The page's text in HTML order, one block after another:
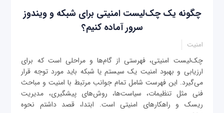
چگونه یک چک‌لیست امنیتی برای شبکه و ویندوز
سرور آماده کنیم؟
امنیت
چک‌لیست امنیتی، فهرستی از گام‌ها و مراحلی است که برای
ارزیابی و بهبود امنیت یک سیستم یا شبکه باید مورد توجه قرار
می‌گیرد. این فهرست شامل تمام جوانب مرتبط با امنیت و مباحث
فنی مثل تنظیمات، سیاست‌ها، روش‌های پیشگیری، مدیریت
ریسک و راهکارهای امنیتی است. ابتدا، قصد داشتم نحوه